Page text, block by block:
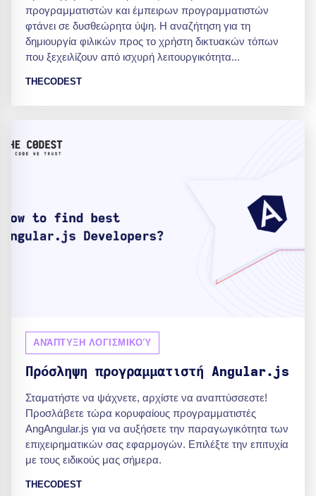
προγραμματιστών και έμπειρων προγραμματιστών
φτάνει σε δυσθεώρητα ύψη. Η αναζήτηση για τη
δημιουργία φιλικών προς το χρήστη δικτυακών τόπων
που ξεχειλίζουν από ισχυρή λειτουργικότητα...
THECODEST
ΑΝΆΠΤΥΞΗ ΛΟΓΙΣΜΙΚΟΎ
Πρόσληψη προγραμματιστή Angular.js
Σταματήστε να ψάχνετε, αρχίστε να αναπτύσσεστε!
Προσλάβετε τώρα κορυφαίους προγραμματιστές
AngAngular.js για να αυξήσετε την παραγωγικότητα των
επιχειρηματικών σας εφαρμογών. Επιλέξτε την επιτυχία
με τους ειδικούς μας σήμερα.
THECODEST